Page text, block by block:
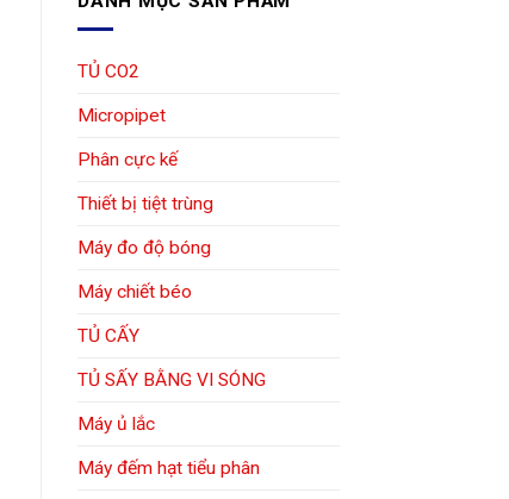
TỦ CO2
Micropipet
Phân cực kế
Thiết bị tiệt trùng
Máy đo độ bóng
Máy chiết béo
TỦ CẤY
TỦ SẤY BẰNG VI SÓNG
Máy ủ lắc
Máy đếm hạt tiểu phân